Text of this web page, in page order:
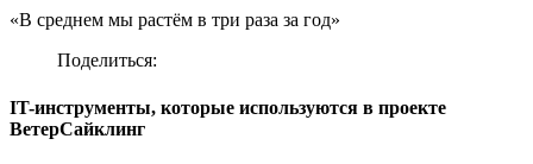
«В среднем мы растём в три раза за год»
Поделиться:
IT-инструменты, которые используются в проекте
ВетерСайклинг